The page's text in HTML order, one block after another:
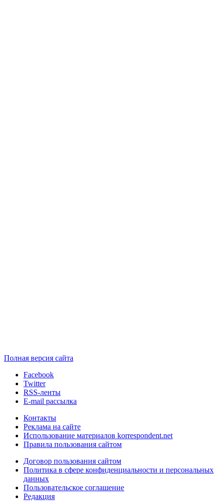
Полная версия сайта
Facebook
Twitter
RSS-ленты
E-mail рассылка
Контакты
Реклама на сайте
Использование материалов korrespondent.net
Правила пользования сайтом
Договор пользования сайтом
Политика в сфере конфиденциальности и персональных
данных
Пользовательское соглашение
Редакция